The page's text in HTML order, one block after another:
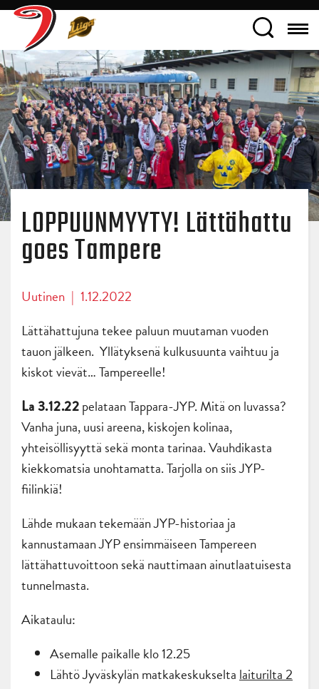
LOPPUUNMYYTY! Lättähattu
goes Tampere
Uutinen | 1.12.2022
Lättähattujuna tekee paluun muutaman vuoden
tauon jälkeen. Yllätyksenä kulkusuunta vaihtuu ja
kiskot vievät… Tampereelle!
La 3.12.22pelataan Tappara-JYP. Mitä on luvassa?
Vanha juna, uusi areena, kiskojen kolinaa,
yhteisöllisyyttä sekä monta tarinaa. Vauhdikasta
kiekkomatsia unohtamatta. Tarjolla on siis JYP-
fiilinkiä!
Lähde mukaan tekemään JYP-historiaa ja
kannustamaan JYP ensimmäiseen Tampereen
lättähattuvoittoon sekä nauttimaan ainutlaatuisesta
tunnelmasta.
Aikataulu:
Asemalle paikalle klo 12.25
Lähtö Jyväskylän matkakeskukseltalaiturilta 2